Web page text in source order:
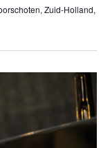
Zuid-Holland,